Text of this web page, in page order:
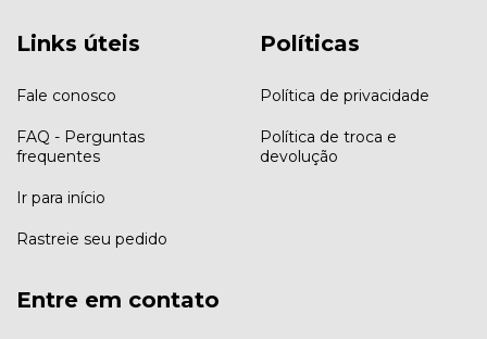
Links úteis
Fale conosco
FAQ - Perguntas
frequentes
Ir para início
Rastreie seu pedido
Políticas
Política de privacidade
Política de troca e
devolução
Entre em contato